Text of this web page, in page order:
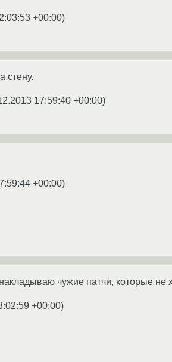
+00:00)
стену.
17:59:40 +00:00)
+00:00)
чужие патчи, которые не
+00:00)